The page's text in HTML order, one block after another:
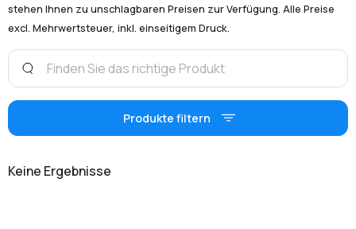
stehen Ihnen zu unschlagbaren Preisen zur Verfügung. Alle Preise
excl. Mehrwertsteuer, inkl. einseitigem Druck.
Produkte filtern
Keine Ergebnisse